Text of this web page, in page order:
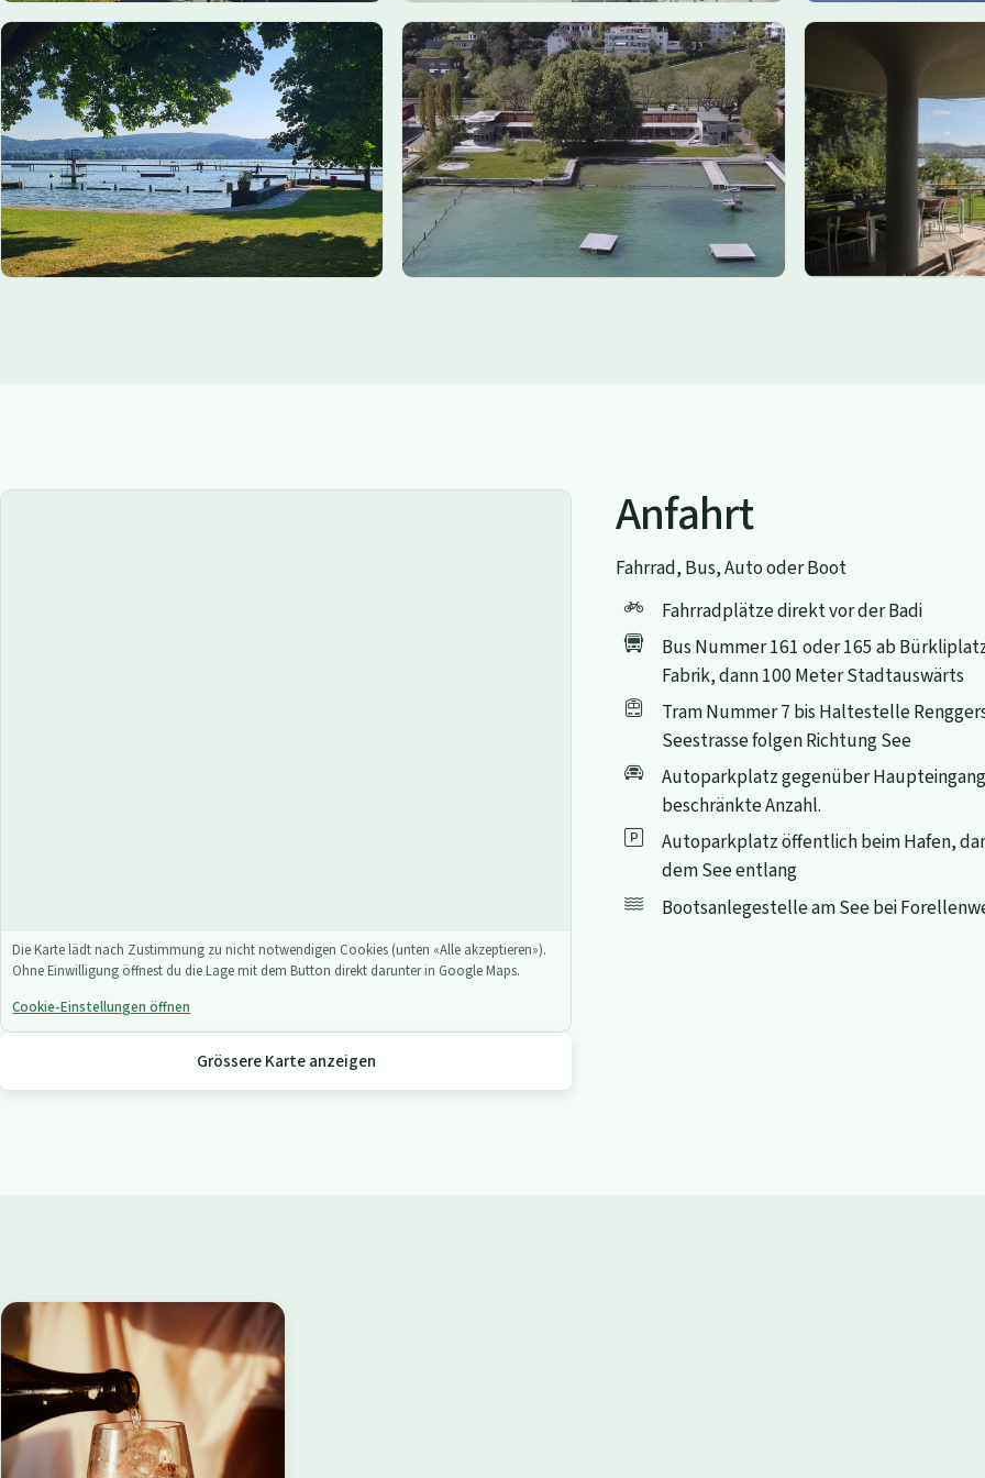
Die Karte lädt nach Zustimmung zu nicht notwendigen Cookies (unten «Alle akzeptieren»).
Ohne Einwilligung öffnest du die Lage mit dem Button direkt darunter in Google Maps.
Cookie-Einstellungen öffnen
Grössere Karte anzeigen
Anfahrt
Fahrrad, Bus, Auto oder Boot
Fahrradplätze direkt vor der Badi
Bus Nummer 161 oder 165 ab
Fabrik, dann 100 Meter Stadtauswärts
Tram Nummer 7 bis Haltestelle
Seestrasse folgen Richtung See
Autoparkplatz gegenüber
beschränkte Anzahl.
Autoparkplatz öffentlich beim Hafen,
dem See entlang
Bootsanlegestelle am See bei